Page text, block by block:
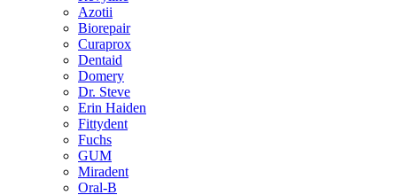
Azotii
Biorepair
Curaprox
Dentaid
Domery
Dr. Steve
Erin Haiden
Fittydent
Fuchs
GUM
Miradent
Oral-B